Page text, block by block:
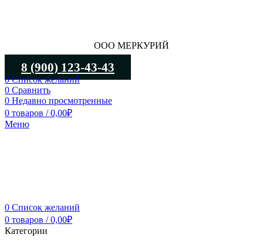
ООО МЕРКУРИЙ
8 (900) 123-43-43
0Список желаний
0 Сравнить
0 Недавно просмотренные
0 товаров / 0,00₽
Меню
0 Список желаний
0 товаров / 0,00₽
Категории